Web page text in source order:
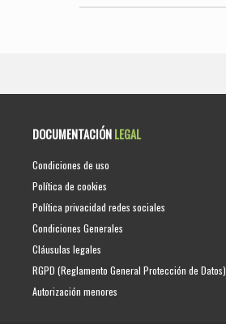
DOCUMENTACIÓNLEGAL
Condiciones de uso
Política de cookies
Política privacidad redes sociales
Condiciones Generales
Cláusulas legales
RGPD (Reglamento General Protección de Datos)
Autorización menores